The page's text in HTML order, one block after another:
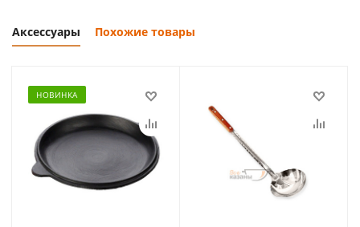
Аксессуары Похожие товары
НОВИНКА